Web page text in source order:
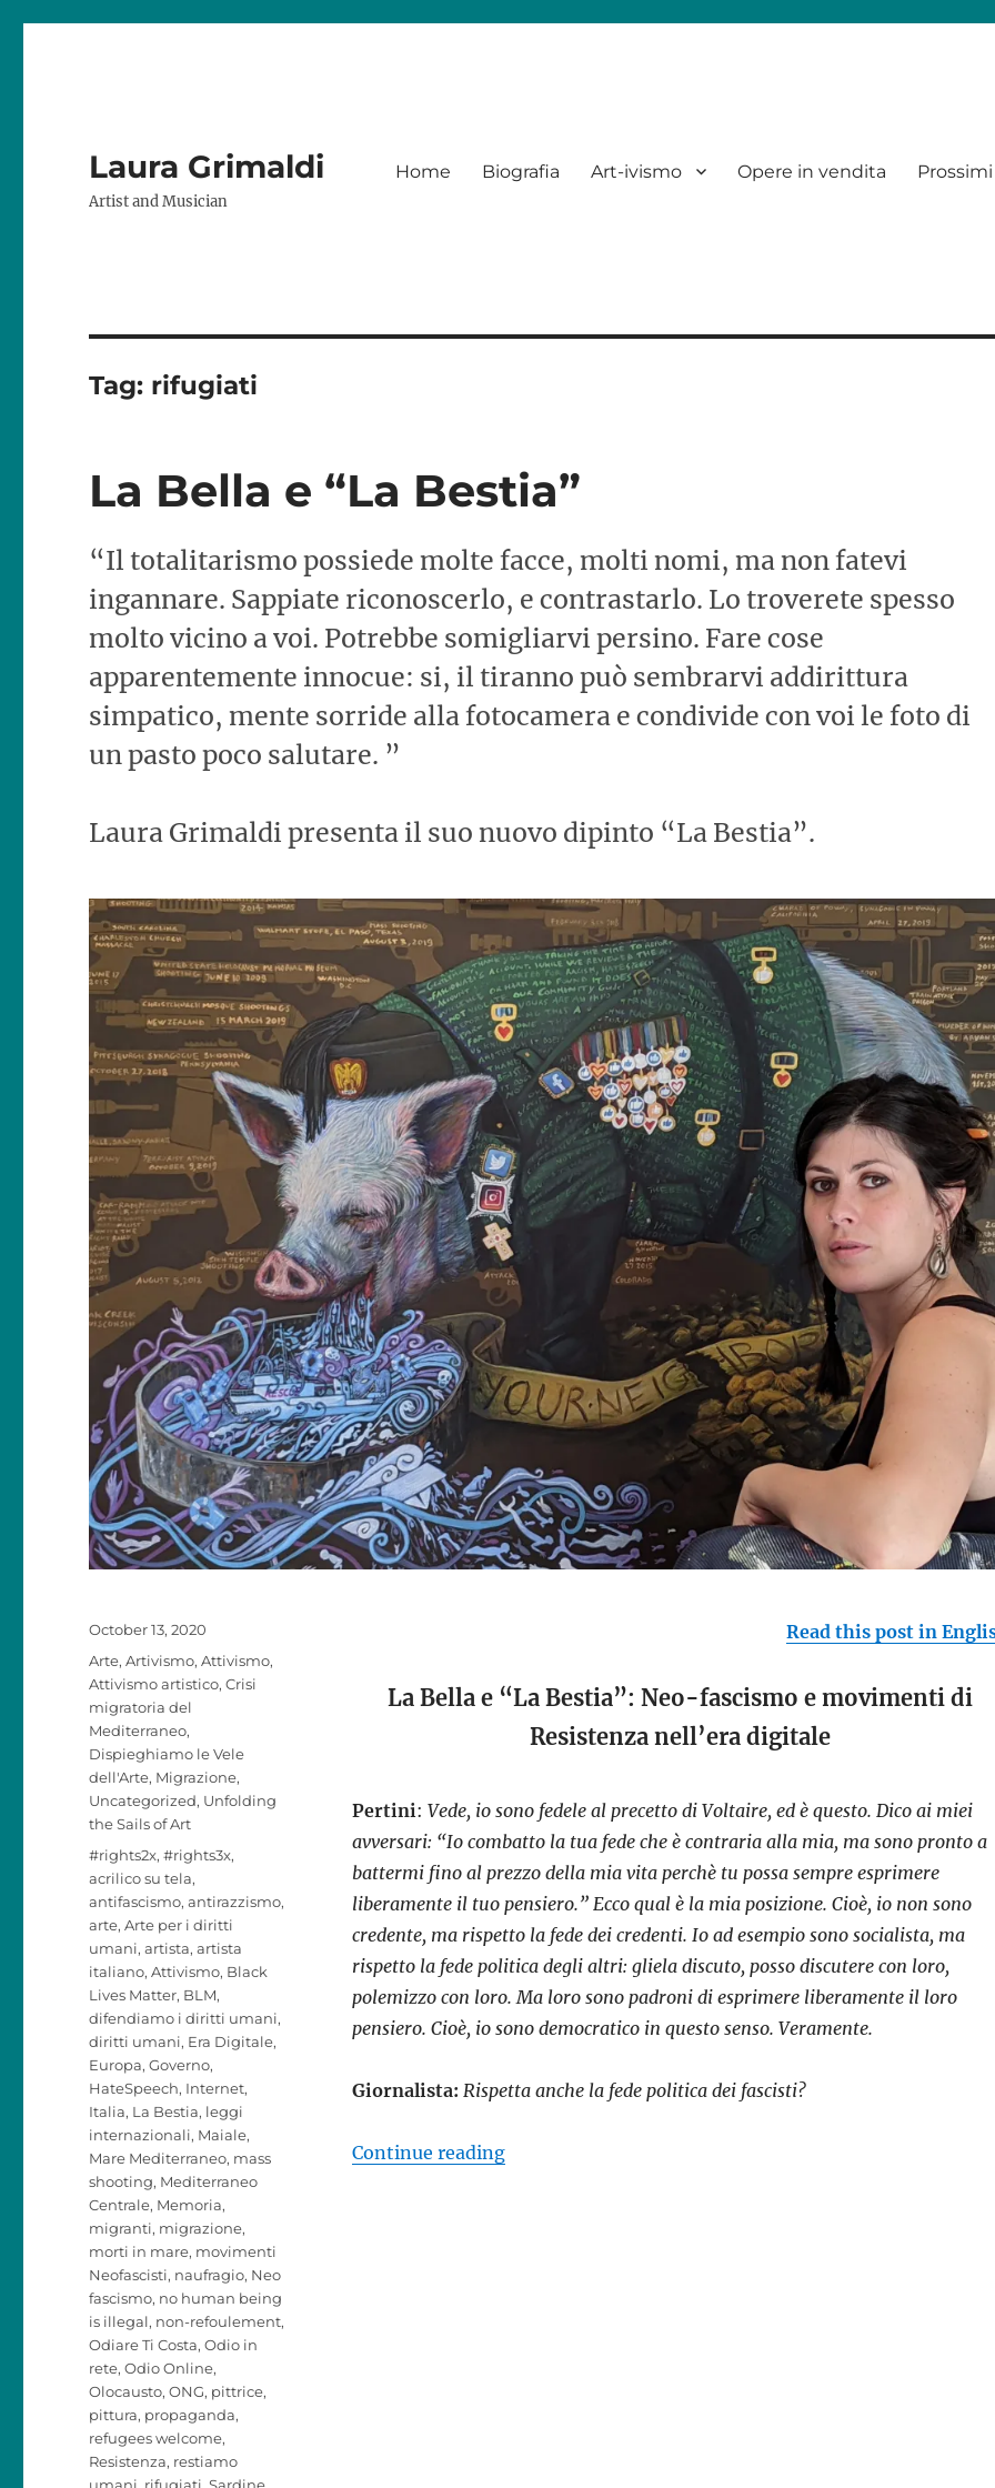
Laura Grimaldi
Artist and Musician
Home Biografia Art-ivismo Opere in vendita
Tag: rifugiati
La Bella e “La Bestia”
“Il totalitarismo possiede molte facce, molti nomi, ma non fatevi
ingannare. Sappiate riconoscerlo, e contrastarlo. Lo troverete spesso
molto vicino a voi. Potrebbe somigliarvi persino. Fare cose
apparentemente innocue: si, il tiranno può sembrarvi addirittura
simpatico, mente sorride alla fotocamera e condivide con voi le foto di
un pasto poco salutare. ”
Laura Grimaldi presenta il suo nuovo dipinto “La Bestia”.
Read this post in
La Bella e “La Bestia”: Neo-fascismo e movimenti di
Resistenza nell’era digitale
Pertini: Vede, io sono fedele al precetto di Voltaire, ed è questo. Dico ai miei
avversari: “Io combatto la tua fede che è contraria alla mia, ma sono pronto a
battermi fino al prezzo della mia vita perchè tu possa sempre esprimere
liberamente il tuo pensiero.” Ecco qual è la mia posizione. Cioè, io non sono
credente, ma rispetto la fede dei credenti. Io ad esempio sono socialista, ma
rispetto la fede politica degli altri: gliela discuto, posso discutere con loro,
polemizzo con loro. Ma loro sono padroni di esprimere liberamente il loro
pensiero. Cioè, io sono democratico in questo senso. Veramente.
Giornalista: Rispetta anche la fede politica dei fascisti?
Continue reading“La Bella e “La Bestia””
Posted
October 13, 2020
Categories
Arte,Artivismo,Attivismo,
Attivismo artistico,Crisi
migratoria del
Mediterraneo,
Dispieghiamo le Vele
dell'Arte, Migrazione,
Uncategorized, Unfolding
the Sails of Art
Tags
#rights2x,#rights3x,
acrilico su tela,
antifascismo,antirazzismo,
arte,Arte per i diritti
umani,artista,artista
italiano,Attivismo, Black
Lives Matter, BLM,
difendiamo i diritti umani,
diritti umani, Era Digitale,
Europa,Governo,
HateSpeech, Internet,
Italia, La Bestia, leggi
internazionali, Maiale,
Mare Mediterraneo, mass
shooting, Mediterraneo
Centrale, Memoria,
migranti, migrazione,
morti in mare, movimenti
Neofascisti, naufragio, Neo
fascismo, no human being
is illegal, non-refoulement,
Odiare Ti Costa,Odio in
rete,Odio Online,
Olocausto,ONG, pittrice,
pittura, propaganda,
refugees welcome,
Resistenza, restiamo
umani rifugiati ,Sardine